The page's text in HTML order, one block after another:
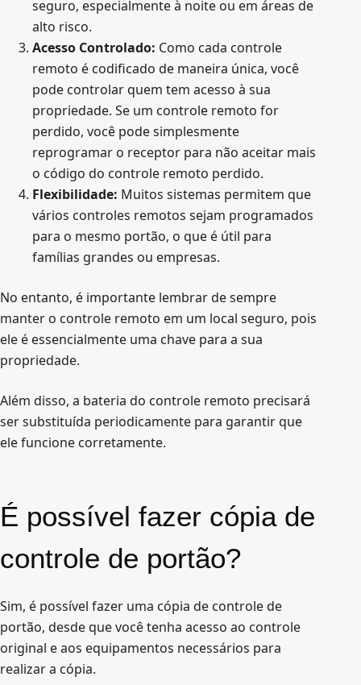
seguro, especialmente à noite ou em áreas de
alto risco.
Acesso Controlado: Como cada controle
remoto é codificado de maneira única, você
pode controlar quem tem acesso à sua
propriedade. Se um controle remoto for
perdido, você pode simplesmente
reprogramar o receptor para não aceitar mais
o código do controle remoto perdido.
Flexibilidade: Muitos sistemas permitem que
vários controles remotos sejam programados
para o mesmo portão, o que é útil para
famílias grandes ou empresas.
No entanto, é importante lembrar de sempre
manter o controle remoto em um local seguro, pois
ele é essencialmente uma chave para a sua
propriedade.
Além disso, a bateria do controle remoto precisará
ser substituída periodicamente para garantir que
ele funcione corretamente.
É possível fazer cópia de
controle de portão?
Sim, é possível fazer uma cópia de controle de
portão, desde que você tenha acesso ao controle
original e aos equipamentos necessários para
realizar a cópia.